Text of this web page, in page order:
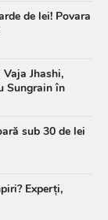
de lei! Povara
Jhashi,
Sungrain în
sub 30 de lei
Experți,